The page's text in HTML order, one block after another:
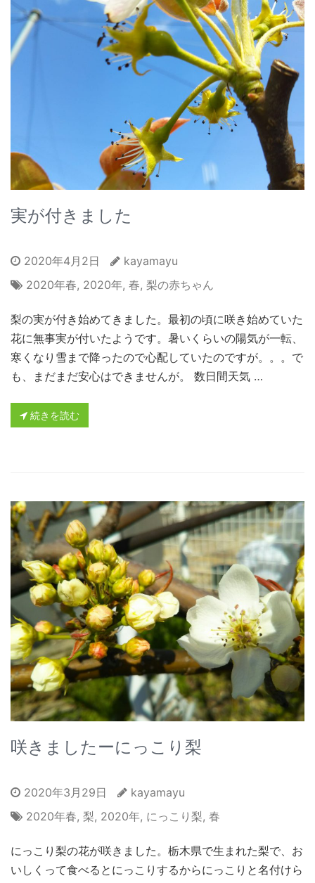
実が付きました
2020年4月2日
kayamayu
2020年春, 2020年, 春, 梨の赤ちゃん
梨の実が付き始めてきました。最初の頃に咲き始めていた
花に無事実が付いたようです。暑いくらいの陽気が一転、
寒くなり雪まで降ったので心配していたのですが。。。で
も、まだまだ安心はできませんが。 数日間天気 …
続きを読む
咲きましたーにっこり梨
2020年3月29日
kayamayu
2020年春, 梨, 2020年, にっこり梨, 春
にっこり梨の花が咲きました。栃木県で生まれた梨で、お
いしくって食べるとにっこりするからにっこりと名付けら